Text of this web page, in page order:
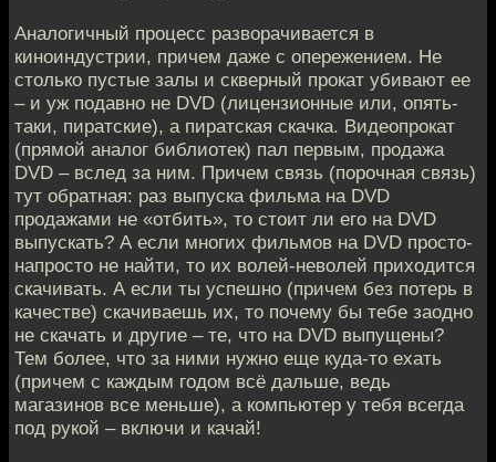
Аналогичный процесс разворачивается в
киноиндустрии, причем даже с опережением. Не
столько пустые залы и скверный прокат убивают ее
– и уж подавно не DVD (лицензионные или, опять-
таки, пиратские), а пиратская скачка. Видеопрокат
(прямой аналог библиотек) пал первым, продажа
DVD – вслед за ним. Причем связь (порочная связь)
тут обратная: раз выпуска фильма на DVD
продажами не «отбить», то стоит ли его на DVD
выпускать? А если многих фильмов на DVD просто-
напросто не найти, то их волей-неволей приходится
скачивать. А если ты успешно (причем без потерь в
качестве) скачиваешь их, то почему бы тебе заодно
не скачать и другие – те, что на DVD выпущены?
Тем более, что за ними нужно еще куда-то ехать
(причем с каждым годом всё дальше, ведь
магазинов все меньше), а компьютер у тебя всегда
под рукой – включи и качай!